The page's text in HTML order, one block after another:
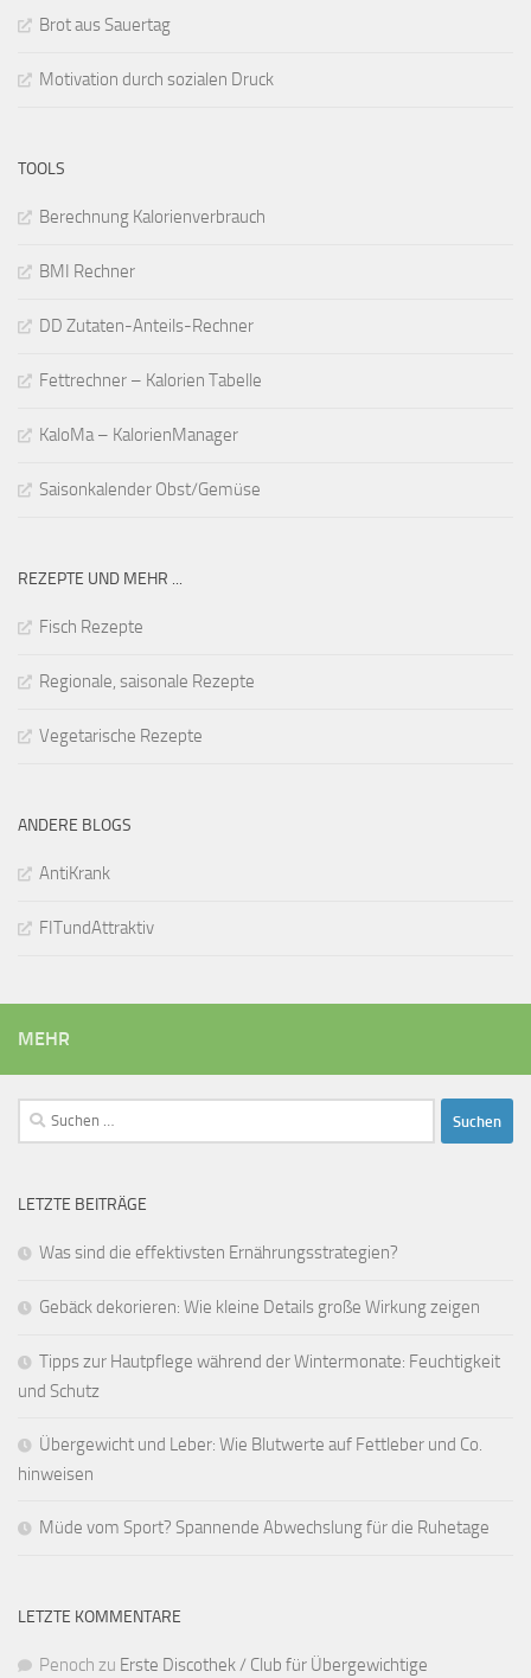
Brot aus Sauertag
Motivation durch sozialen Druck
TOOLS
Berechnung Kalorienverbrauch
BMI Rechner
DD Zutaten-Anteils-Rechner
Fettrechner – Kalorien Tabelle
KaloMa – KalorienManager
Saisonkalender Obst/Gemüse
REZEPTE UND MEHR ...
Fisch Rezepte
Regionale, saisonale Rezepte
Vegetarische Rezepte
ANDERE BLOGS
AntiKrank
FITundAttraktiv
MEHR
Suchen
nach:
LETZTE BEITRÄGE
Was sind die effektivsten Ernährungsstrategien?
Gebäck dekorieren: Wie kleine Details große Wirkung zeigen
Tipps zur Hautpflege während der Wintermonate: Feuchtigkeit
und Schutz
Übergewicht und Leber: Wie Blutwerte auf Fettleber und Co.
hinweisen
Müde vom Sport? Spannende Abwechslung für die Ruhetage
LETZTE KOMMENTARE
Penoch zu Erste Discothek / Club für Übergewichtige